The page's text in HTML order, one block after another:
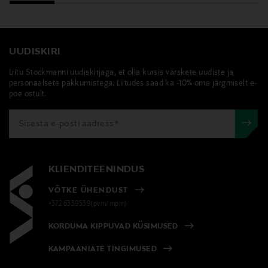
UUDISKIRI
Liitu Stockmanni uudiskirjaga, et olla kursis värskete uudiste ja
personaalsete pakkumistega. Liitudes saad ka -10% oma järgmiselt e-
poe ostult.
KLIENDITEENINDUS
VÕTKE ÜHENDUST
+372 6339539(pvm/mpm)
KORDUMA KIPPUVAD KÜSIMUSED
KAMPAANIATE TINGIMUSED